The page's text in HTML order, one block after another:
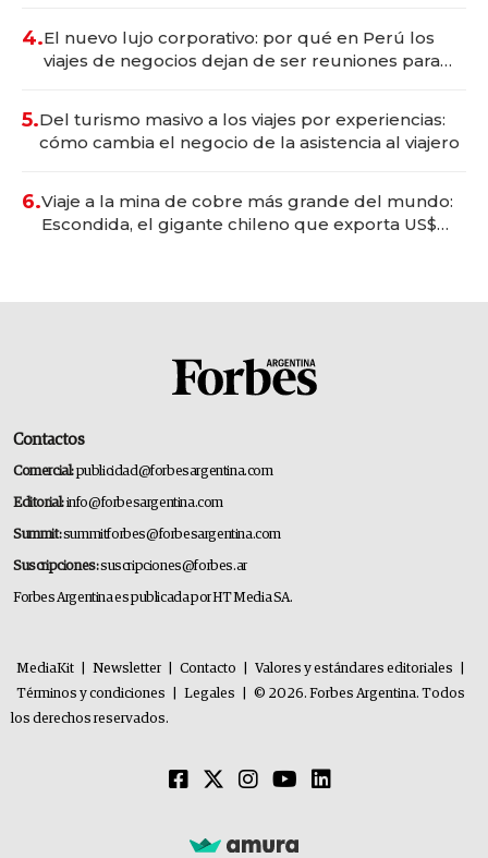
4.El nuevo lujo corporativo: por qué en Perú los
viajes de negocios dejan de ser reuniones para
5.Del turismo masivo a los viajes por experiencias:
cómo cambia el negocio de la asistencia al viajero
6.Viaje a la mina de cobre más grande del mundo:
Escondida, el gigante chileno que exporta US$
Contactos
Comercial:publicidad@forbesargentina.com
Editorial:info@forbesargentina.com
Summit:summitforbes@forbesargentina.com
Suscripciones:suscripciones@forbes.ar
Forbes Argentina es publicada por HT Media SA.
MediaKit Newsletter Contacto Valores y estándares editoriales
Términos y condiciones
Legales
© 2026. Forbes Argentina. Todos
los derechos reservados.